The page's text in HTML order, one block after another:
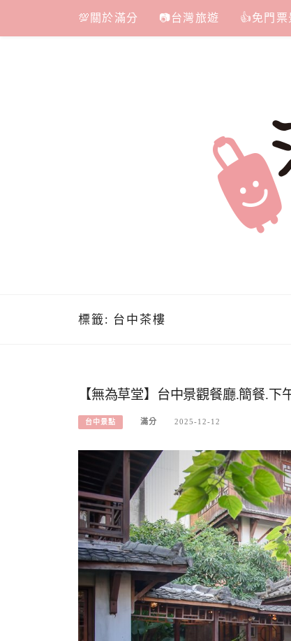
content
💯關於滿分 📷台灣旅遊 👍免門票
標籤: 台中茶樓
【無為草堂】台中景觀餐廳.簡餐.
台中景點 滿分 2025-12-12